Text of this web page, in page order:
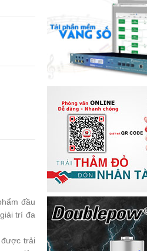
đầu
trí đa
được trải